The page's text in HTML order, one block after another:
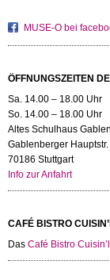
MUSE-O bei
ÖFFNUNGSZEITEN
Sa. 14.00 – 18.00 Uhr
So. 14.00 – 18.00 Uhr
Altes Schulhaus
Gablenberger
70186 Stuttgart
Info zur Anfahrt
CAFÉ BISTRO
Das Café Bistro